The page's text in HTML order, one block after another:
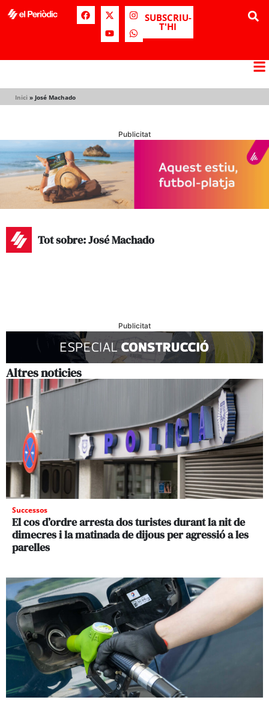
SUBSCRIU-
T'HI
Inici » José Machado
Publicitat
Tot sobre: José Machado
Publicitat
Altres noticies
Successos
El cos d’ordre arresta dos turistes durant la nit de
dimecres i la matinada de dijous per agressió a les
parelles